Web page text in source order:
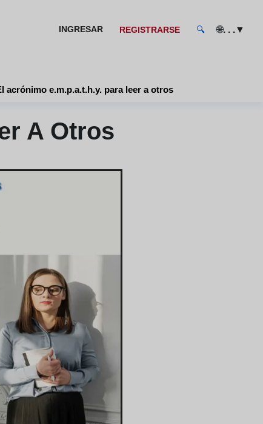
INGRESAR REGISTRARSE 🔍 🌐. . .▼
acrónimo e.m.p.a.t.h.y. para leer a otros
A Otros